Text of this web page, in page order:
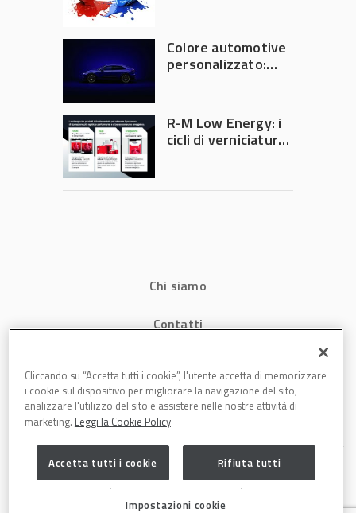
Colore automotive
personalizzato:
diventa ingegneria
di precisione
R-M Low Energy: i
cicli di verniciatura
tempi e costi in
Chi siamo
Contatti
Cookies
Cliccando su “Accetta tutti i cookie”, l'utente accetta di memorizzare
i cookie sul dispositivo per migliorare la navigazione del sito,
analizzare l'utilizzo del sito e assistere nelle nostre attività di
marketing. Leggi la Cookie Policy
Accetta tutti i cookie Rifiuta tutti
Impostazioni cookie